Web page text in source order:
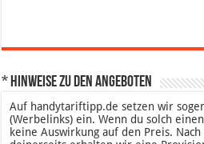
* Hinweise zu den Angeboten
Auf handytariftipp.de setzen wir
(Werbelinks) ein. Wenn du solch
keine Auswirkung auf den Preis.